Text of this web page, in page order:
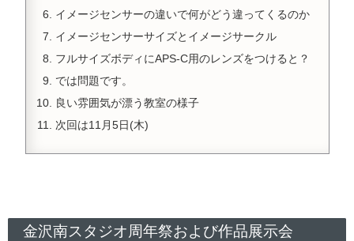
イメージセンサーの違いで何がどう違ってくるのか
イメージセンサーサイズとイメージサークル
フルサイズボディにAPS-C用のレンズをつけると？
では問題です。
良い雰囲気が漂う教室の様子
次回は11月5日(木)
金沢南スタジオ周年祭および作品展示会